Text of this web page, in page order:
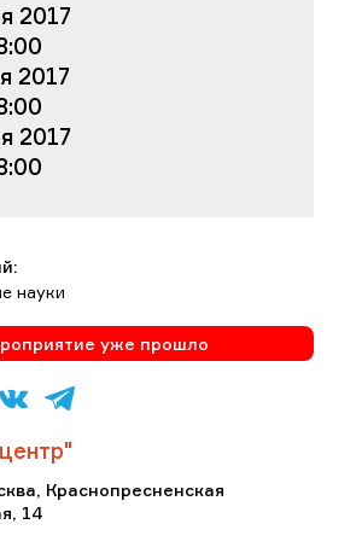
2017
2017
2017
науки
уже прошло
Краснопресненская
14